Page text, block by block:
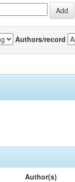
Authors/record
Author(s)